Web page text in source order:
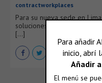
contractworkplaces
Para su nueva sede en
soluciones de pago
[...]